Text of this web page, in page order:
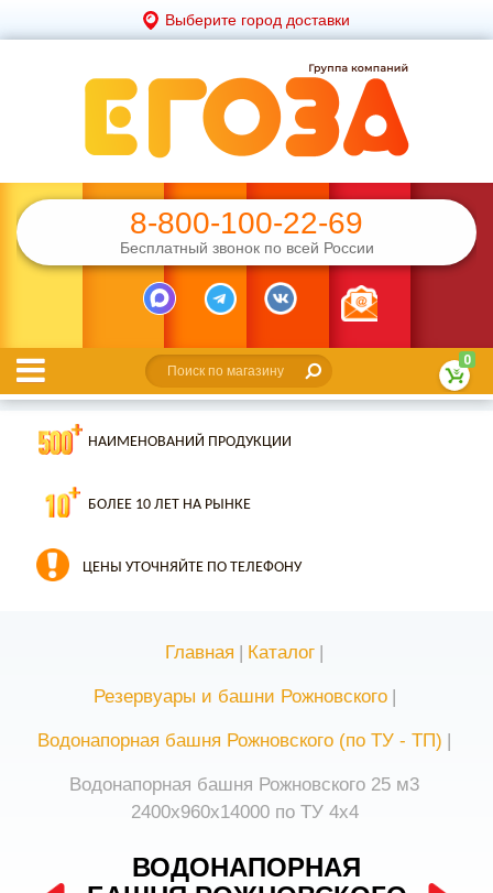
Выберите город доставки
8-800-100-22-69
Бесплатный звонок по всей России
0
НАИМЕНОВАНИЙ ПРОДУКЦИИ
БОЛЕЕ 10 ЛЕТ НА РЫНКЕ
ЦЕНЫ УТОЧНЯЙТЕ ПО ТЕЛЕФОНУ
Главная | Каталог |
Резервуары и башни Рожновского |
Водонапорная башня Рожновского (по ТУ - ТП) |
Водонапорная башня Рожновского 25 м3
2400х960х14000 по ТУ 4х4
ВОДОНАПОРНАЯ